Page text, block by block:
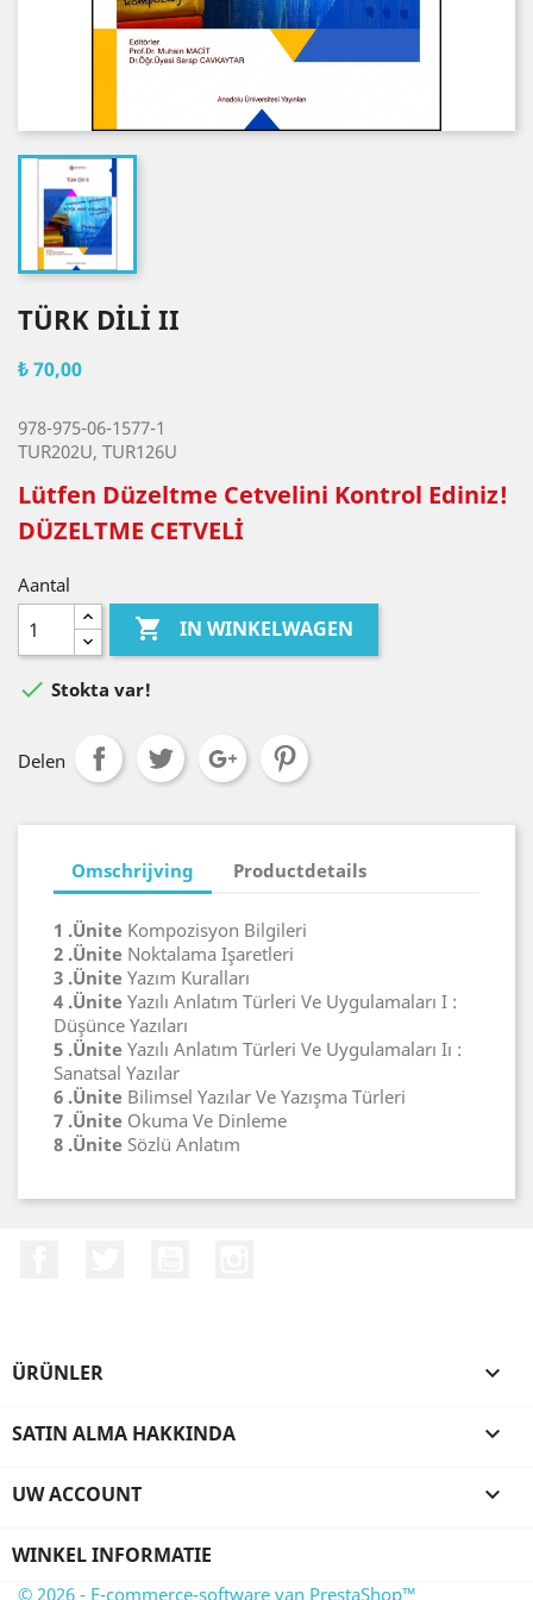
TÜRK DİLİ II
₺ 70,00
978-975-06-1577-1
TUR202U, TUR126U
Lütfen Düzeltme Cetvelini Kontrol Ediniz!
DÜZELTME CETVELİ
Aantal
 IN WINKELWAGEN
 Stokta var!
Delen
Omschrijving Productdetails
1 .Ünite Kompozisyon Bilgileri
2 .Ünite Noktalama Işaretleri
3 .Ünite Yazım Kuralları
4 .Ünite Yazılı Anlatım Türleri Ve Uygulamaları I :
Düşünce Yazıları
5 .Ünite Yazılı Anlatım Türleri Ve Uygulamaları Iı :
Sanatsal Yazılar
6 .Ünite Bilimsel Yazılar Ve Yazışma Türleri
7 .Ünite Okuma Ve Dinleme
8 .Ünite Sözlü Anlatım
ÜRÜNLER 
SATIN ALMA HAKKINDA 
UW ACCOUNT 
WINKEL INFORMATIE
© 2026 - E-commerce-software van PrestaShop™